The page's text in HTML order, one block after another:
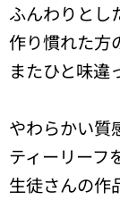
ふんわりとし
作り慣れた方
またひと味違
やわらかい質
ティーリーフ
生徒さんの作